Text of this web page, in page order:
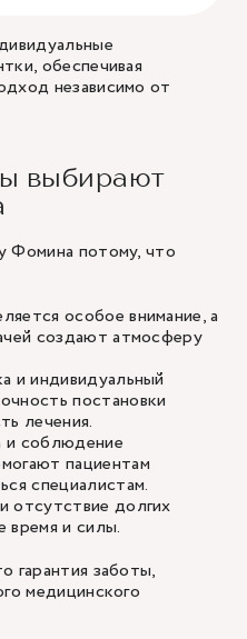
обеспечивая
независимо от
выбирают
Фомина потому, что
особое внимание, а
создают атмосферу
и индивидуальный
постановки
лечения.
и соблюдение
пациентам
специалистам.
отсутствие долгих
время и силы.
гарантия заботы,
медицинского